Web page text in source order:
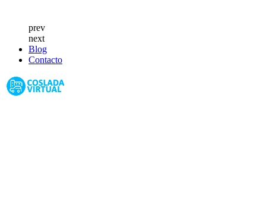
prev
next
Blog
Contacto